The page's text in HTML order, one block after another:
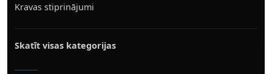
Kravas stiprinājumi
Skatīt visas kategorijas